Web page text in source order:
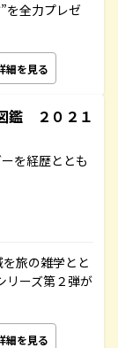
を全力プレゼ
細を見る
鑑 ２０２１
を経歴ととも
旅の雑学とと
リーズ第２弾が
細を見る